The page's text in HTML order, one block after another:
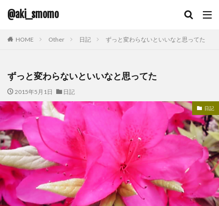
@aki_smomo
HOME Other 日記 ずっと変わらないといいなと思ってた
ずっと変わらないといいなと思ってた
2015年5月1日 日記
日記